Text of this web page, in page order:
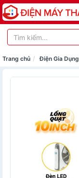
Trang chủ Điện Gia Dụng